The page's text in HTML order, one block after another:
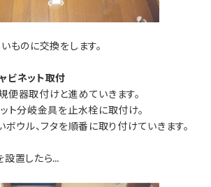
ものに交換をします。
ビネット取付
便器取付けと進めていきます。
ト分岐金具を止水栓に取付け。
ボウル、フタを順番に取り付けていきます。
設置したら…